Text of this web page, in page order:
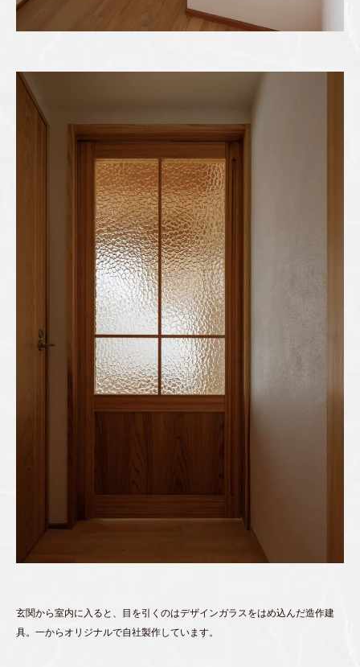
玄関から室内に入ると、目を引くのはデザインガラスをはめ込んだ造作建
具。一からオリジナルで自社製作しています。